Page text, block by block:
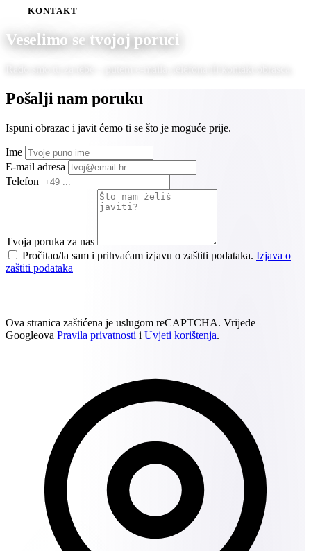
KONTAKT
Veselimo se tvojoj poruci
Pošalji nam poruku
Ispuni obrazac i javit ćemo ti se što je moguće prije.
Ime
E-mail adresa
Telefon
Tvoja poruka za nas
Pročitao/la sam i prihvaćam izjavu o zaštiti podataka. Izjava o
zaštiti podataka
Ova stranica zaštićena je uslugom reCAPTCHA. Vrijede
Googleova Pravila privatnosti i Uvjeti korištenja.